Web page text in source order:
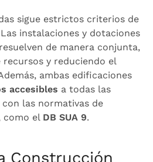
sigue estrictos criterios de
instalaciones y dotaciones
de manera conjunta,
y reduciendo el
ambas edificaciones
accesibles a todas las
las normativas de
como el DB SUA 9.
Construcción